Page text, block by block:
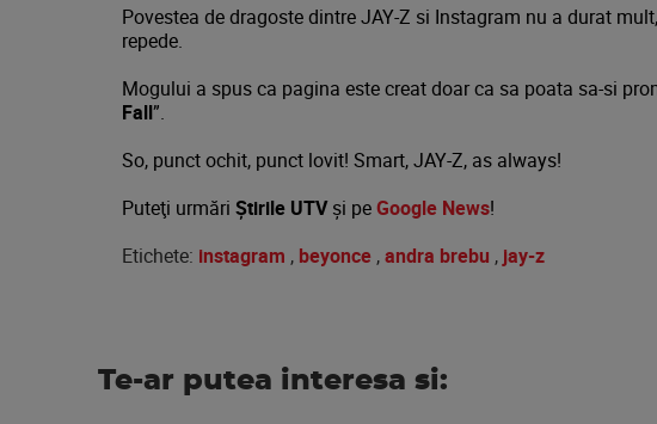
Povestea de dragoste dintre JAY-Z si Instagram nu a durat
repede.
Mogului a spus ca pagina este creat doar ca sa poata sa-si
Fall”.
So, punct ochit, punct lovit! Smart, JAY-Z, as always!
Puteţi urmări Știrile UTVşi peGoogle News!
Etichete: instagram , beyonce ,andra brebu , jay-z
Te-ar putea interesa si: